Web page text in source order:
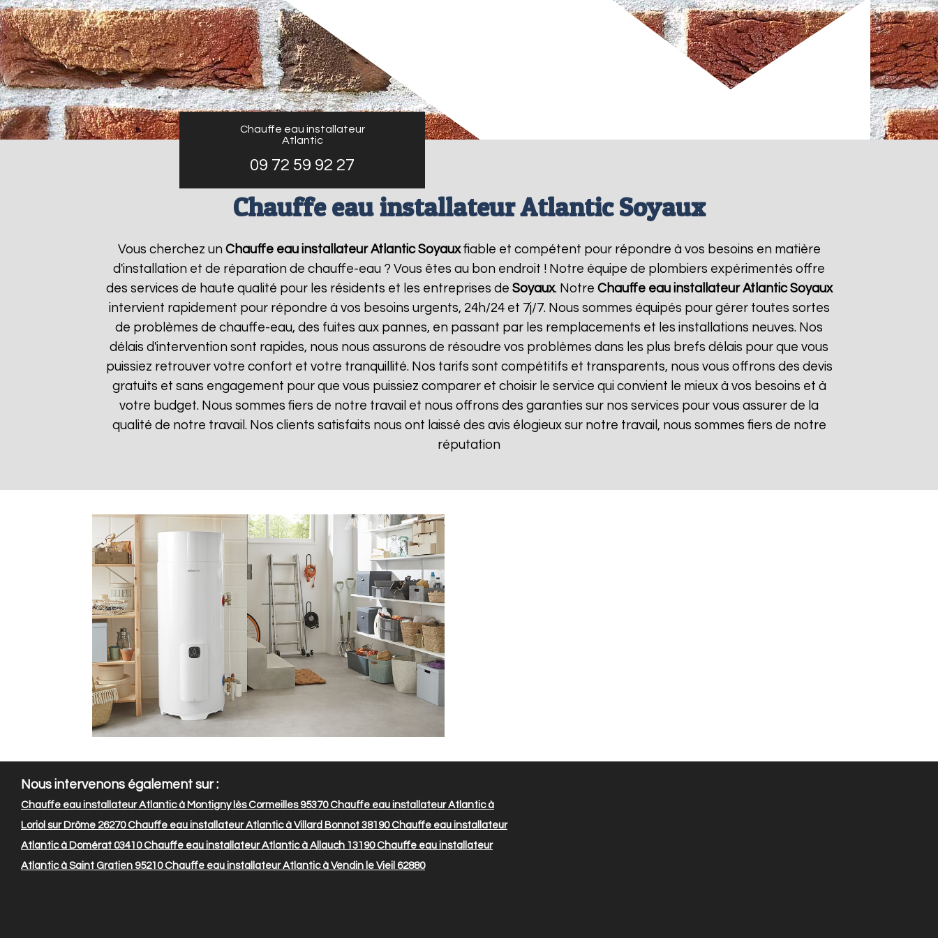
Chauffe eau installateur
Atlantic
09 72 59 92 27
Chauffe eau installateur Atlantic Soyaux
Vous cherchez un Chauffe eau installateur Atlantic Soyauxfiable et compétent pour répondre à vos besoins en matière
d'installation et de réparation de chauffe-eau ? Vous êtes au bon endroit ! Notre équipe de plombiers expérimentés offre
des services de haute qualité pour les résidents et les entreprises de Soyaux. Notre Chauffe eau installateur Atlantic Soyaux
intervient rapidement pour répondre à vos besoins urgents, 24h/24 et 7j/7. Nous sommes équipés pour gérer toutes sortes
de problèmes de chauffe-eau, des fuites aux pannes, en passant par les remplacements et les installations neuves. Nos
délais d'intervention sont rapides, nous nous assurons de résoudre vos problèmes dans les plus brefs délais pour que vous
puissiez retrouver votre confort et votre tranquillité. Nos tarifs sont compétitifs et transparents, nous vous offrons des devis
gratuits et sans engagement pour que vous puissiez comparer et choisir le service qui convient le mieux à vos besoins et à
votre budget. Nous sommes fiers de notre travail et nous offrons des garanties sur nos services pour vous assurer de la
qualité de notre travail. Nos clients satisfaits nous ont laissé des avis élogieux sur notre travail, nous sommes fiers de notre
réputation
Nous intervenons également sur :
Chauffe eau installateur Atlantic à Montigny lès Cormeilles 95370Chauffe eau installateur Atlantic à
Loriol sur Drôme 26270Chauffe eau installateur Atlantic à Villard Bonnot 38190Chauffe eau installateur
Atlantic à Domérat 03410Chauffe eau installateur Atlantic à Allauch 13190Chauffe eau installateur
Atlantic à Saint Gratien 95210Chauffe eau installateur Atlantic à Vendin le Vieil 62880